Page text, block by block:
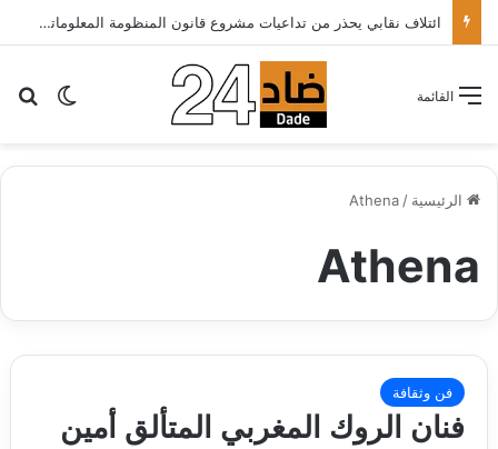
ائتلاف نقابي يحذر من تداعيات مشروع قانون المنظومة المعلوماتية الصحية ويدعو الحكومة إلى إعادة النظر فيه..
الوضع القائمة
الرئيسية /
Athena
Athena
فن وثقافة
فنان الروك المغربي المتألق أمين